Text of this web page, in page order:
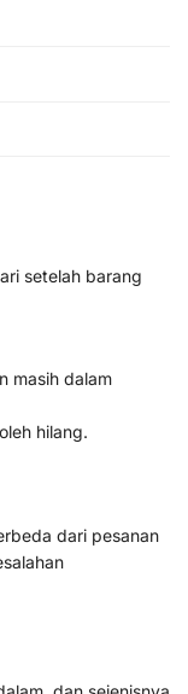
setelah barang
masih dalam
hilang.
dari pesanan